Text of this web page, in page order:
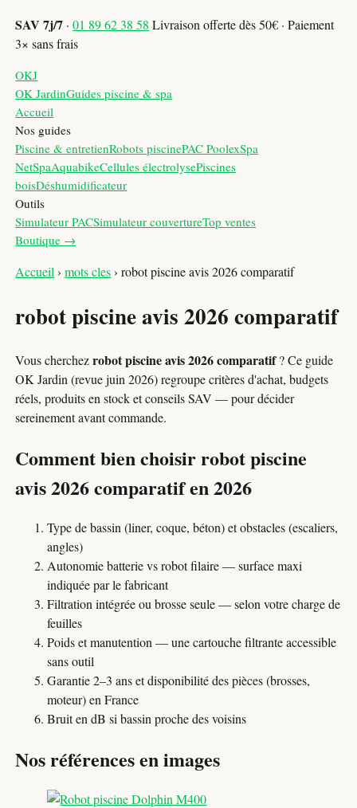
SAV 7j/7 ·01 89 62 38 58 Livraison offerte dès 50€ · Paiement
3× sans frais
OKJ
OK JardinGuides piscine & spa
Accueil
Nos guides
Piscine & entretienRobots piscinePAC PoolexSpa
NetSpaAquabikeCellules électrolysePiscines
boisDéshumidificateur
Outils
Simulateur PACSimulateur couvertureTop ventes
Boutique →
Accueil ›mots cles›robot piscine avis 2026 comparatif
robot piscine avis 2026 comparatif
Vous cherchezrobot piscine avis 2026 comparatif? Ce guide
OK Jardin (revue juin 2026) regroupe critères d'achat, budgets
réels, produits en stock et conseils SAV — pour décider
sereinement avant commande.
Comment bien choisir robot piscine
avis 2026 comparatif en 2026
Type de bassin (liner, coque, béton) et obstacles (escaliers,
angles)
Autonomie batterie vs robot filaire — surface maxi
indiquée par le fabricant
Filtration intégrée ou brosse seule — selon votre charge de
feuilles
Poids et manutention — une cartouche filtrante accessible
sans outil
Garantie 2–3 ans et disponibilité des pièces (brosses,
moteur) en France
Bruit en dB si bassin proche des voisins
Nos références en images